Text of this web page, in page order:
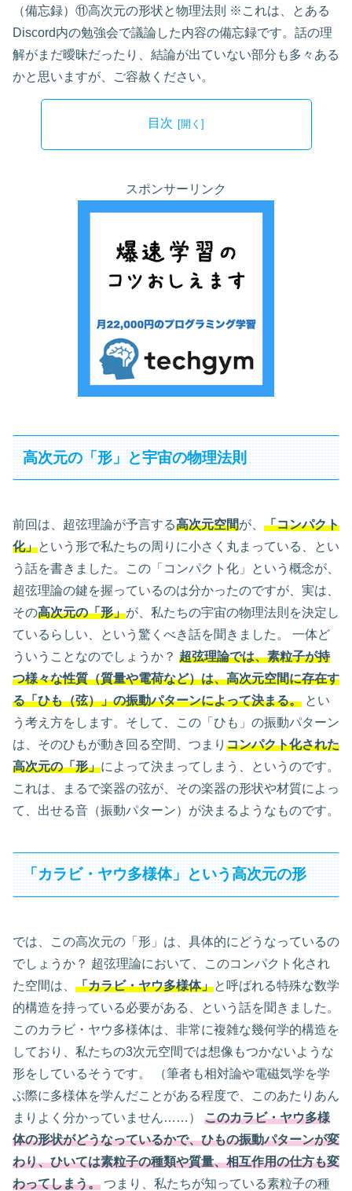
（備忘録）⑪高次元の形状と物理法則 ※これは、とある
Discord内の勉強会で議論した内容の備忘録です。話の理
解がまだ曖昧だったり、結論が出ていない部分も多々ある
かと思いますが、ご容赦ください。
目次
スポンサーリンク
高次元の「形」と宇宙の物理法則
前回は、超弦理論が予言する高次元空間が、 「コンパクト
化」という形で私たちの周りに小さく丸まっている、とい
う話を書きました。この「コンパクト化」という概念が、
超弦理論の鍵を握っているのは分かったのですが、実は、
その高次元の「形」が、私たちの宇宙の物理法則を決定し
ているらしい、という驚くべき話を聞きました。 一体ど
ういうことなのでしょうか？ 超弦理論では、素粒子が持
つ様々な性質（質量や電荷など）は、高次元空間に存在す
る「ひも（弦）」の振動パターンによって決まる。 とい
う考え方をします。そして、この「ひも」の振動パターン
は、そのひもが動き回る空間、つまり コンパクト化された
高次元の「形」によって決まってしまう、というのです。
これは、まるで楽器の弦が、その楽器の形状や材質によっ
て、出せる音（振動パターン）が決まるようなものです。
「カラビ・ヤウ多様体」という高次元の形
では、この高次元の「形」は、具体的にどうなっているの
でしょうか？ 超弦理論において、このコンパクト化され
た空間は、 「カラビ・ヤウ多様体」と呼ばれる特殊な数学
的構造を持っている必要がある、という話を聞きました。
このカラビ・ヤウ多様体は、非常に複雑な幾何学的構造を
しており、私たちの3次元空間では想像もつかないような
形をしているそうです。 （筆者も相対論や電磁気学を学
ぶ際に多様体を学んだことがある程度で、このあたりあん
まりよく分かっていません……） このカラビ・ヤウ多様
体の形状がどうなっているかで、ひもの振動パターンが変
わり、ひいては素粒子の種類や質量、相互作用の仕方も変
わってしまう。 つまり、私たちが知っている素粒子の種